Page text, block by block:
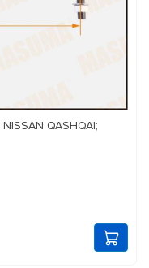
QASHQAI;